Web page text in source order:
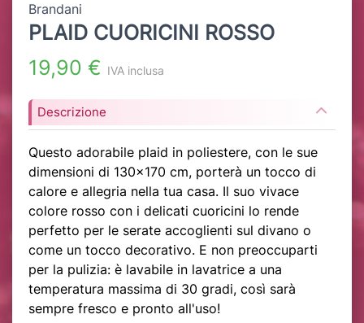
Brandani
PLAID CUORICINI ROSSO
19,90 € IVA inclusa
Descrizione
Questo adorabile plaid in poliestere, con le sue
dimensioni di 130x170 cm, porterà un tocco di
calore e allegria nella tua casa. Il suo vivace
colore rosso con i delicati cuoricini lo rende
perfetto per le serate accoglienti sul divano o
come un tocco decorativo. E non preoccuparti
per la pulizia: è lavabile in lavatrice a una
temperatura massima di 30 gradi, così sarà
sempre fresco e pronto all'uso!